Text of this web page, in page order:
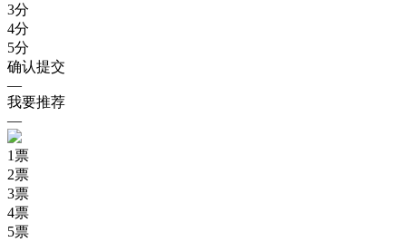
3分
4分
5分
确认提交
—
我要推荐
—
1票
2票
3票
4票
5票